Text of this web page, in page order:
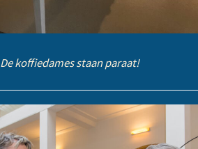
De koffiedames staan paraat!